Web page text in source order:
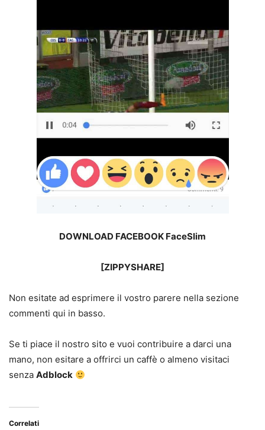
DOWNLOAD FACEBOOK FaceSlim
[ZIPPYSHARE]
Non esitate ad esprimere il vostro parere nella sezione
commenti qui in basso.
Se ti piace il nostro sito e vuoi contribuire a darci una
mano, non esitare a offrirci un caffè o almeno visitaci
senza Adblock
Correlati